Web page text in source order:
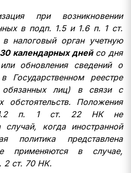
при возникновении
в подп. 1.5 и 1.6 п. 1 ст.
налоговый орган учетную
календарных дней со дня
обновления сведений о
Государственном реестре
обязанных лиц) в связи с
обстоятельств. Положения
п. 1 ст. 22 НК не
случай, когда иностранной
политика представлена
в случае,
2 ст. 70 НК.